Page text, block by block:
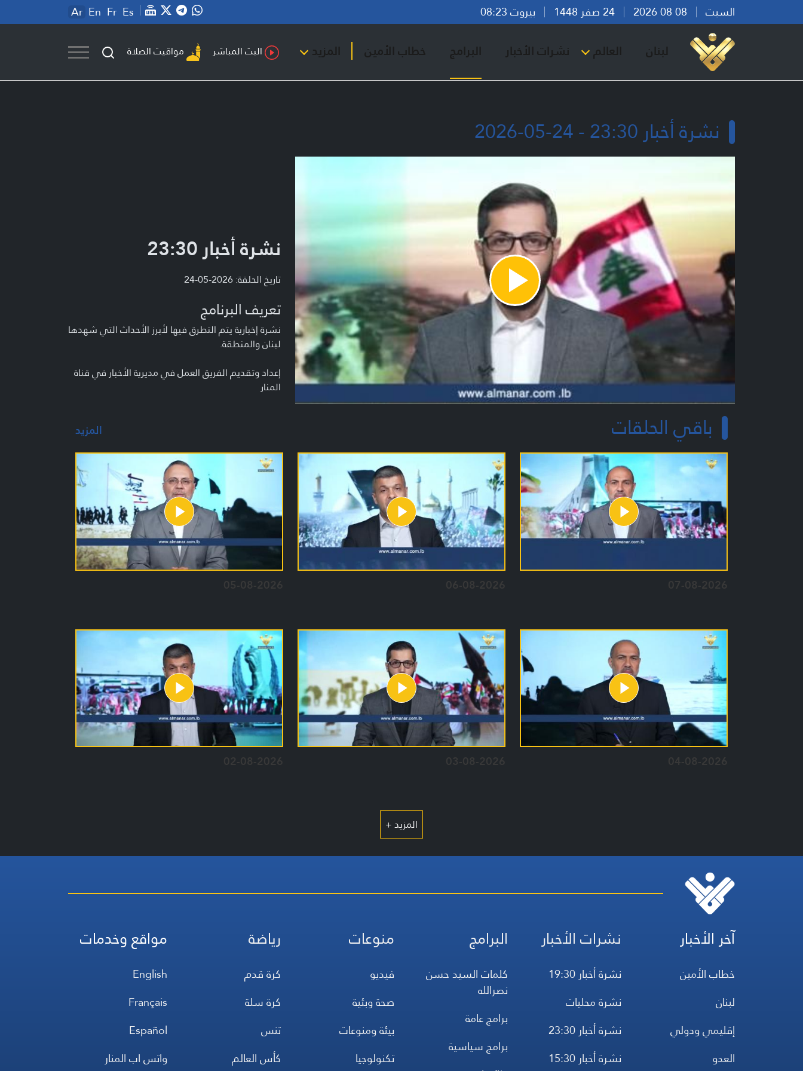
السبت بيروت 08:23 Ar En Fr Es
لبنان العالم نشرات الأخبار البرامج خطاب الأمين المزيد البث المباشر مواقيت الصلاة
نشرة أخبار 23:30 - 24-05-2026
Play
Video
نشرة أخبار 23:30
تاريخ الحلقة: 2026-05-24
تعريف البرنامج
نشرة إخبارية يتم التطرق فيها لأبرز الأحداث التي شهدها
لبنان والمنطقة.
إعداد وتقديم الفريق العمل في مديرية الأخبار في قناة
المنار
باقي الحلقات المزيد
07-08-2026
06-08-2026
05-08-2026
04-08-2026
03-08-2026
02-08-2026
المزيد +
آخر الأخبار
خطاب الأمين
لبنان
إقليمي ودولي
العدو
نشرات الأخبار
نشرة أخبار 19:30
نشرة محليات
نشرة أخبار 23:30
نشرة أخبار 15:30
البرامج
كلمات السيد حسن
نصرالله
برامج عامة
برامج سياسية
منوعات
فيديو
صحة وبئية
بيئة ومنوعات
تكنولوجيا
رياضة
كرة قدم
كرة سلة
تنس
كأس العالم
مواقع وخدمات
English
Français
Español
واتس اب المنار